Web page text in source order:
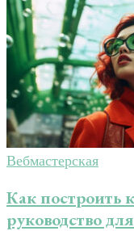
Вебмастерская
Как построить
руководство